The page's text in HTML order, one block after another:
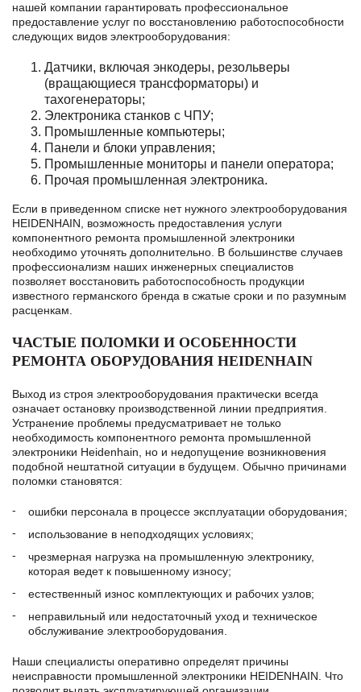
нашей компании гарантировать профессиональное
предоставление услуг по восстановлению работоспособности
следующих видов электрооборудования:
Датчики, включая энкодеры, резольверы
(вращающиеся трансформаторы) и
тахогенераторы;
Электроника станков с ЧПУ;
Промышленные компьютеры;
Панели и блоки управления;
Промышленные мониторы и панели оператора;
Прочая промышленная электроника.
Если в приведенном списке нет нужного электрооборудования
HEIDENHAIN, возможность предоставления услуги
компонентного ремонта промышленной электроники
необходимо уточнять дополнительно. В большинстве случаев
профессионализм наших инженерных специалистов
позволяет восстановить работоспособность продукции
известного германского бренда в сжатые сроки и по разумным
расценкам.
ЧАСТЫЕ ПОЛОМКИ И ОСОБЕННОСТИ
РЕМОНТА ОБОРУДОВАНИЯ HEIDENHAIN
Выход из строя электрооборудования практически всегда
означает остановку производственной линии предприятия.
Устранение проблемы предусматривает не только
необходимость компонентного ремонта промышленной
электроники Heidenhain, но и недопущение возникновения
подобной нештатной ситуации в будущем. Обычно причинами
поломки становятся:
ошибки персонала в процессе эксплуатации оборудования;
использование в неподходящих условиях;
чрезмерная нагрузка на промышленную электронику,
которая ведет к повышенному износу;
естественный износ комплектующих и рабочих узлов;
неправильный или недостаточный уход и техническое
обслуживание электрооборудования.
Наши специалисты оперативно определят причины
неисправности промышленной электроники HEIDENHAIN. Что